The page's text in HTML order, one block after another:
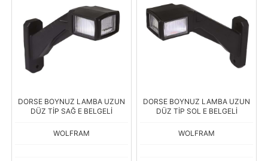
DORSE BOYNUZ LAMBA UZUN
DÜZ TİP SAĞ E BELGELİ
WOLFRAM
DORSE BOYNUZ LAMBA UZUN
DÜZ TİP SOL E BELGELİ
WOLFRAM